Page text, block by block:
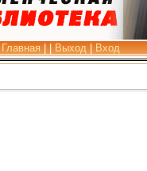
Главная||Выход|Вход